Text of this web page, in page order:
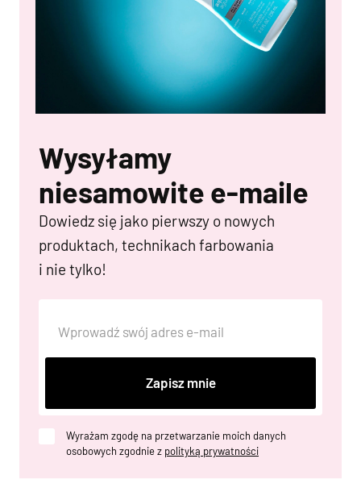
Wysyłamy
niesamowite e-maile
Dowiedz się jako pierwszy o nowych
produktach, technikach farbowania
i nie tylko!
Zapisz mnie
Wyrażam zgodę na przetwarzanie moich danych
osobowych zgodnie z polityką prywatności